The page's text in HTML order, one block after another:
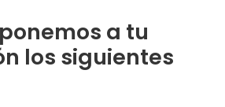
a tu
los siguientes